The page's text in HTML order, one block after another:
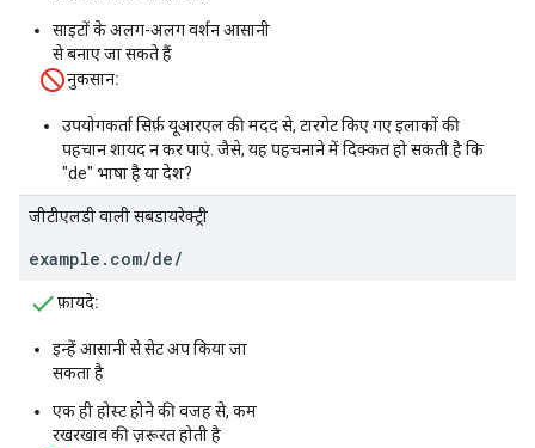
साइटों के अलग-अलग वर्शन आसानी
से बनाए जा सकते हैं
नुकसान:
उपयोगकर्ता सिर्फ़ यूआरएल की मदद से, टारगेट किए गए इलाकों की
पहचान शायद न कर पाएं. जैसे, यह पहचनाने में दिक्कत हो सकती है कि
"de" भाषा है या देश?
जीटीएलडी वाली सबडायरेक्ट्री
example.com/de/
फ़ायदे:
इन्हें आसानी से सेट अप किया जा
सकता है
एक ही होस्ट होने की वजह से, कम
रखरखाव की ज़रूरत होती है